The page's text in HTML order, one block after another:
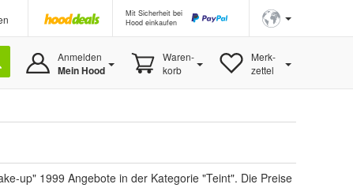
Mit Sicherheit bei
Hood einkaufen
Anmelden
Mein Hood
Waren-
korb
Merk-
zettel
up" 1999 Angebote in der Kategorie "Teint". Die Preise